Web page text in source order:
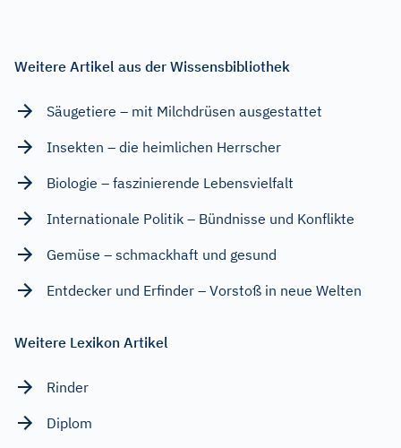
Weitere Artikel aus der Wissensbibliothek
Säugetiere – mit Milchdrüsen ausgestattet
Insekten – die heimlichen Herrscher
Biologie – faszinierende Lebensvielfalt
Internationale Politik – Bündnisse und Konflikte
Gemüse – schmackhaft und gesund
Entdecker und Erfinder – Vorstoß in neue Welten
Weitere Lexikon Artikel
Rinder
Diplom